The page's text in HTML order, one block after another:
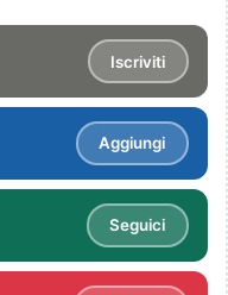
Iscriviti
Aggiungi
Seguici